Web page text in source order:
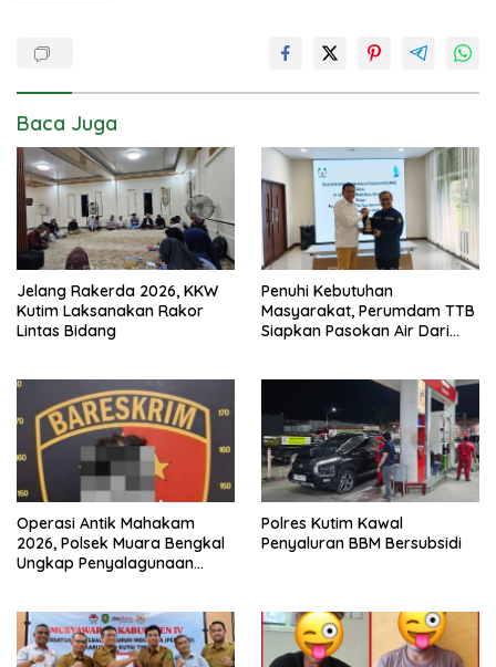
Baca Juga
Jelang Rakerda 2026, KKW
Kutim Laksanakan Rakor
Lintas Bidang
Penuhi Kebutuhan
Masyarakat, Perumdam TTB
Siapkan Pasokan Air Dari
Operasi Antik Mahakam
2026, Polsek Muara Bengkal
Ungkap Penyalagunaan
Polres Kutim Kawal
Penyaluran BBM Bersubsidi